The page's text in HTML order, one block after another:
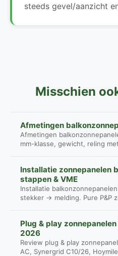
steeds gevel/aanzicht
Misschien
Afmetingen
Afmetingen
mm-klasse, gewicht, reling
Installatie zonnepanelen
stappen & VME
Installatie
stekker → melding. Pure P&P
Plug & play
2026
Review plug & play
AC, Synergrid C10/26,